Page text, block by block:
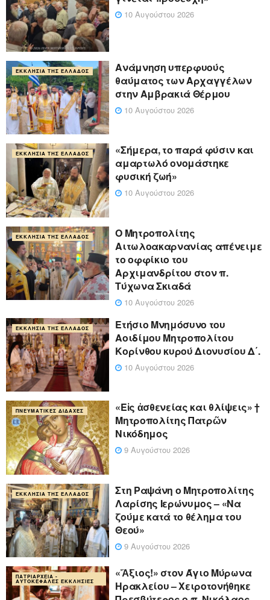
10 Αυγούστου 2026
ΕΚΚΛΗΣΊΑ ΤΗΣ ΕΛΛΆΔΟΣ
Ανάμνηση υπερφυούς
θαύματος των Αρχαγγέλων
στην Αμβρακιά Θέρμου
10 Αυγούστου 2026
ΕΚΚΛΗΣΊΑ ΤΗΣ ΕΛΛΆΔΟΣ
«Σήμερα, το παρά φύσιν και
αμαρτωλό ονομάστηκε
φυσική ζωή»
10 Αυγούστου 2026
ΕΚΚΛΗΣΊΑ ΤΗΣ ΕΛΛΆΔΟΣ
Ο Μητροπολίτης
Αιτωλοακαρνανίας απένειμε
το οφφίκιο του
Αρχιμανδρίτου στον π.
Τύχωνα Σκιαδά
10 Αυγούστου 2026
ΕΚΚΛΗΣΊΑ ΤΗΣ ΕΛΛΆΔΟΣ
Ετήσιο Μνημόσυνο του
Αοιδίμου Μητροπολίτου
Κορίνθου κυρού Διονυσίου Δ΄.
10 Αυγούστου 2026
ΠΝΕΥΜΑΤΙΚΈΣ ΔΙΔΑΧΈΣ
«Eἰς ἀσθενείας και θλίψεις» †
Μητροπολίτης Πατρῶν
Νικόδημος
9 Αυγούστου 2026
ΕΚΚΛΗΣΊΑ ΤΗΣ ΕΛΛΆΔΟΣ
Στη Ραψάνη ο Μητροπολίτης
Λαρίσης Ιερώνυμος – «Να
ζούμε κατά το θέλημα του
Θεού»
9 Αυγούστου 2026
ΠΑΤΡΙΑΡΧΕΊΑ -
ΑΥΤΟΚΈΦΑΛΕΣ ΕΚΚΛΗΣΊΕΣ
«Ἄξιος!» στον Άγιο Μύρωνα
Ηρακλείου – Χειροτονήθηκε